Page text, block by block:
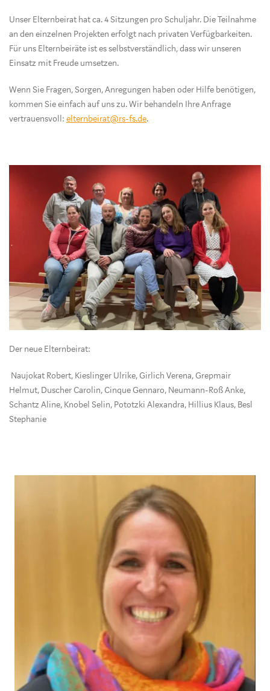
Unser Elternbeirat hat ca. 4 Sitzungen pro Schuljahr. Die Teilnahme
an den einzelnen Projekten erfolgt nach privaten Verfügbarkeiten.
Für uns Elternbeiräte ist es selbstverständlich, dass wir unseren
Einsatz mit Freude umsetzen.
Wenn Sie Fragen, Sorgen, Anregungen haben oder Hilfe benötigen,
kommen Sie einfach auf uns zu. Wir behandeln Ihre Anfrage
vertrauensvoll: elternbeirat@rs-fs.de.
Der neue Elternbeirat:
Naujokat Robert, Kieslinger Ulrike, Girlich Verena, Grepmair
Helmut, Duscher Carolin, Cinque Gennaro, Neumann-Roß Anke,
Schantz Aline, Knobel Selin, Pototzki Alexandra, Hillius Klaus, Besl
Stephanie